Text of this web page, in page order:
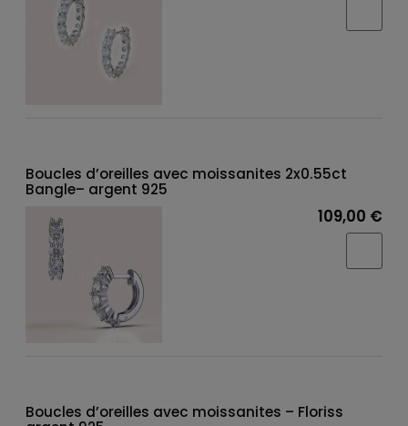
Boucles d’oreilles avec moissanites 2x0.55ct
Bangle– argent 925
109,00 €
Boucles d’oreilles avec moissanites – Floriss